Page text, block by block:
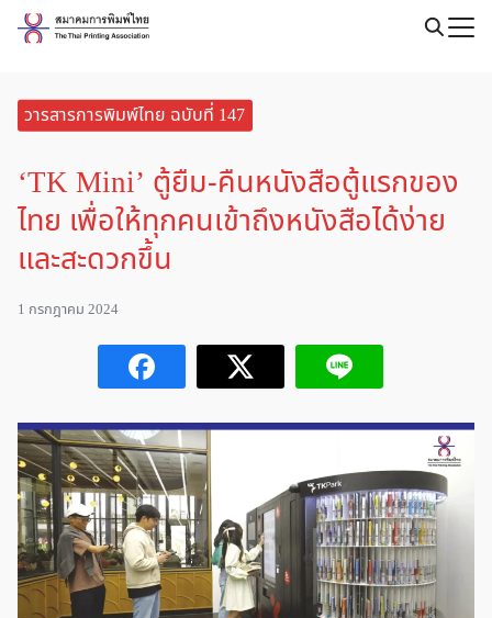
Skip
วารสารการพิมพ์ไทย ฉบับที่ 147
‘TK Mini’ ตู้ยืม-คืนหนังสือตู้แรกของ
ไทย เพื่อให้ทุกคนเข้าถึงหนังสือได้ง่าย
และสะดวกขึ้น
1 กรกฎาคม 2024